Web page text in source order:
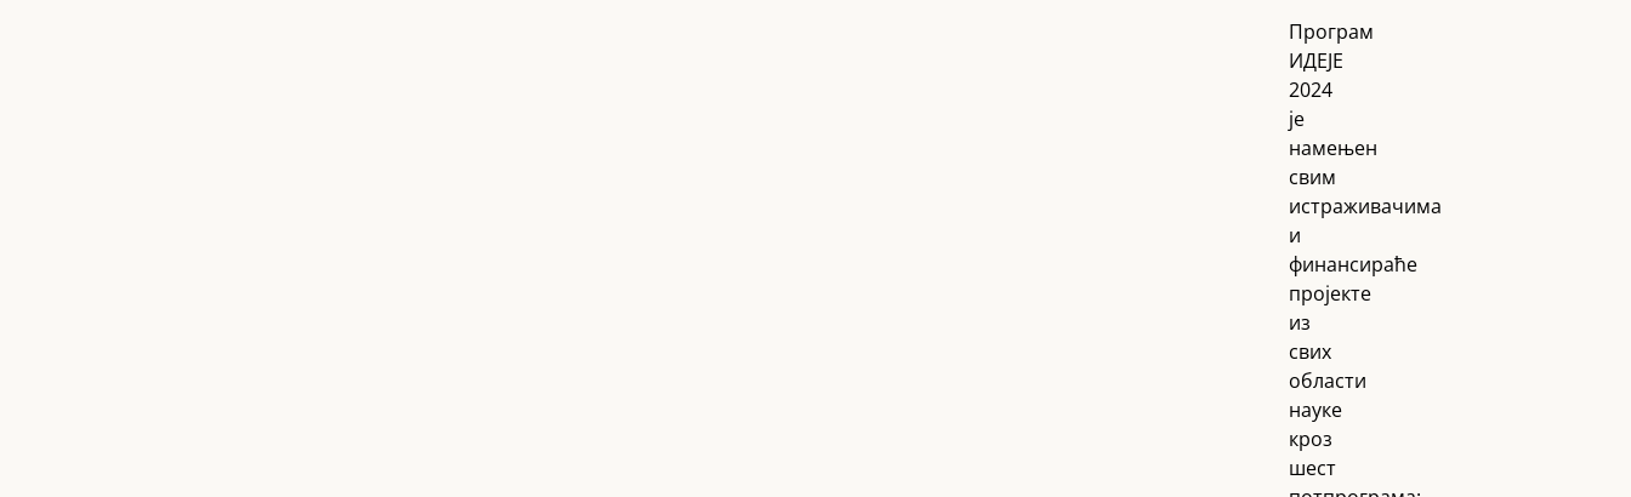
Програм
ИДЕЈЕ
2024
је
намењен
свим
истраживачима
и
финансираће
пројекте
из
свих
области
науке
кроз
шест